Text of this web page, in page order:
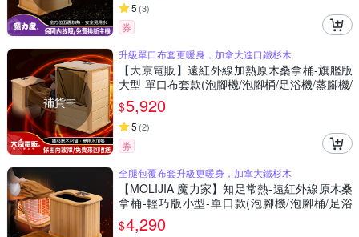
5 (3)
券
補貨中
升級單口布套更暖身，加拿大進口鐵杉木
【大京電販】遠紅外線加熱原木桑拿桶-旗艦版
大型-單口布套款(泡腳機/泡腳桶/足浴機/蒸腳機/
烘腳機/暖腳機)
$5,920
5 (2)
券
全腿包覆布套升級更暖身，加拿大鐵杉木
【MOLIJIA 魔力家】知足常熱-遠紅外線原木桑
拿桶-輕巧版小型-單口款(泡腳機/泡腳桶/足浴
機/蒸腳機/烘腳機/暖腳機)
$4,290